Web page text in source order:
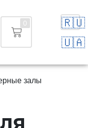
0
🇷🇺
🇺🇦
залы